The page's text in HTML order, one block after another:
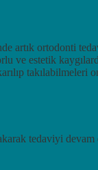
artık ortodonti
ve estetik
tedaviyi